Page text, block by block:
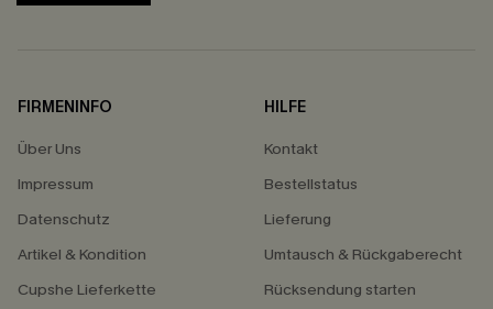
FIRMENINFO
Über Uns
Impressum
Datenschutz
Artikel & Kondition
Cupshe Lieferkette
HILFE
Kontakt
Bestellstatus
Lieferung
Umtausch & Rückgaberecht
Rücksendung starten